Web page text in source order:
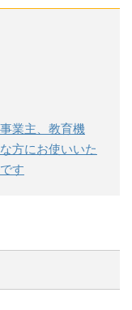
業主、教育機
方にお使いいた
す